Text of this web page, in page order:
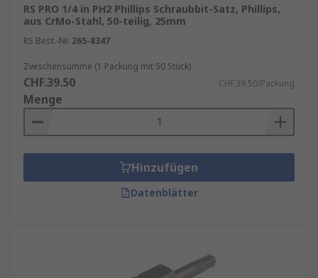
RS PRO 1/4 in PH2 Phillips Schraubbit-Satz, Phillips,
aus CrMo-Stahl, 50-teilig, 25mm
RS Best.-Nr. 265-8347
Zwischensumme (1 Packung mit 50 Stück)
CHF.39.50 CHF.39.50/Packung
Menge
Hinzufügen
Datenblätter